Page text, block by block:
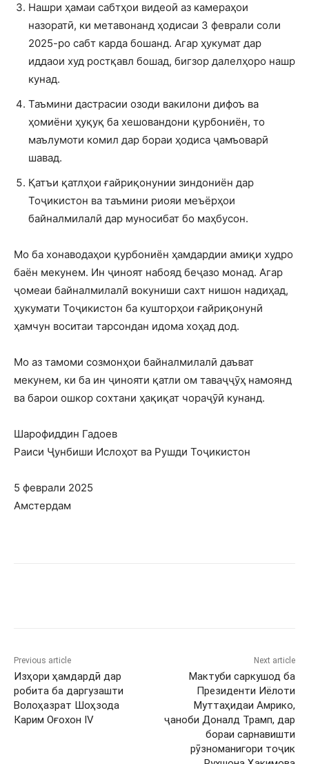
Нашри ҳамаи сабтҳои видеоӣ аз камераҳои
назоратӣ, ки метавонанд ҳодисаи 3 феврали соли
2025-ро сабт карда бошанд. Агар ҳукумат дар
иддаои худ ростқавл бошад, бигзор далелҳоро нашр
кунад.
Таъмини дастрасии озоди вакилони дифоъ ва
ҳомиёни ҳуқуқ ба хешовандони қурбониён, то
маълумоти комил дар бораи ҳодиса ҷамъоварӣ
шавад.
Қатъи қатлҳои ғайриқонунии зиндониён дар
Тоҷикистон ва таъмини риояи меъёрҳои
байналмилалӣ дар муносибат бо маҳбусон.
Мо ба хонаводаҳои қурбониён ҳамдардии амиқи худро
баён мекунем. Ин ҷиноят набояд беҷазо монад. Агар
ҷомеаи байналмилалӣ вокуниши сахт нишон надиҳад,
ҳукумати Тоҷикистон ба кушторҳои ғайриқонунӣ
ҳамчун воситаи тарсондан идома хоҳад дод.
Мо аз тамоми созмонҳои байналмилалӣ даъват
мекунем, ки ба ин ҷинояти қатли ом таваҷҷӯҳ намоянд
ва барои ошкор сохтани ҳақиқат чораҷӯӣ кунанд.
Шарофиддин Гадоев
Раиси Ҷунбиши Ислоҳот ва Рушди Тоҷикистон
5 феврали 2025
Амстердам
Previous article
Изҳори ҳамдардӣ дар
робита ба даргузашти
Волоҳазрат Шоҳзода
Карим Оғохон IV
Next article
Мактуби саркушод ба
Президенти Иёлоти
Муттаҳидаи Амрико,
ҷаноби Доналд Трамп, дар
бораи сарнавишти
рӯзноманигори тоҷик